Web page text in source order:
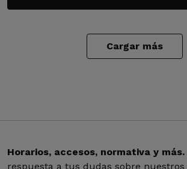
Cargar más
Horarios, accesos, normativa y más.
respuesta a tus dudas sobre nuestros